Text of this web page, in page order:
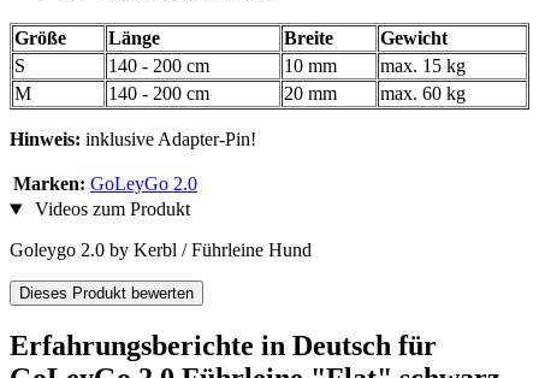
Größe Länge Breite
Gewicht
S
140 - 200 cm 10 mm
max. 15 kg
M
140 - 200 cm 20 mm max. 60 kg
Hinweis: inklusive Adapter-Pin!
Marken: GoLeyGo 2.0
Videos zum Produkt
Goleygo 2.0 by Kerbl / Führleine Hund
Dieses Produkt bewerten
Erfahrungsberichte in Deutsch für